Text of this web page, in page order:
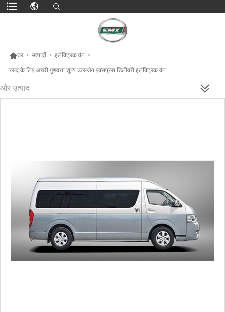
घर > उत्पादों > इलेक्ट्रिक वैन >
रसद के लिए अच्छी गुणवत्ता शून्य उत्सर्जन एक्सप्रेस डिलीवरी इलेक्ट्रिक वैन
और उत्पाद